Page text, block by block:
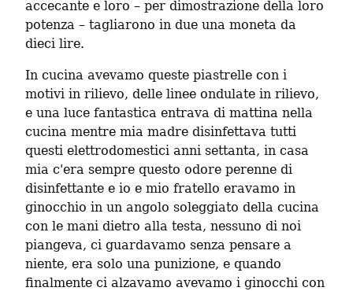
accecante e loro – per dimostrazione della loro
potenza – tagliarono in due una moneta da
dieci lire.
In cucina avevamo queste piastrelle con i
motivi in rilievo, delle linee ondulate in rilievo,
e una luce fantastica entrava di mattina nella
cucina mentre mia madre disinfettava tutti
questi elettrodomestici anni settanta, in casa
mia c'era sempre questo odore perenne di
disinfettante e io e mio fratello eravamo in
ginocchio in un angolo soleggiato della cucina
con le mani dietro alla testa, nessuno di noi
piangeva, ci guardavamo senza pensare a
niente, era solo una punizione, e quando
finalmente ci alzavamo avevamo i ginocchi con